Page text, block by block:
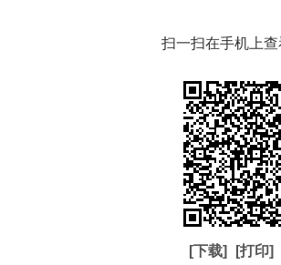
扫一扫在手机上
[下载] [打印]